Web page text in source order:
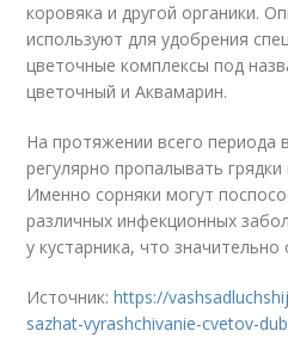
коровяка и другой органики.
используют для удобрения
цветочные комплексы под
цветочный и Аквамарин.
На протяжении всего периода
регулярно пропалывать
Именно сорняки могут
различных инфекционных
у кустарника, что
Источник:https://
sazhat-vyrashchivanie-cvetov-